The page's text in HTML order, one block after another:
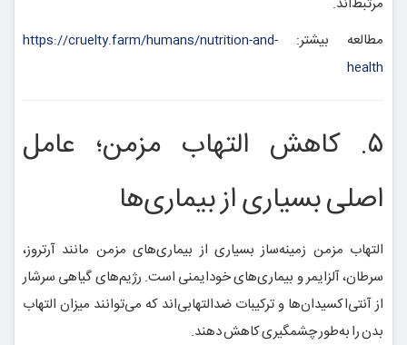
مطالعه بیشتر: https://cruelty.farm/humans/nutrition-and-
health
۵. کاهش التهاب مزمن؛ عامل
اصلی بسیاری از بیماری‌ها
التهاب مزمن زمینه‌ساز بسیاری از بیماری‌های مزمن مانند آرتروز،
سرطان، آلزایمر و بیماری‌های خودایمنی است. رژیم‌های گیاهی سرشار
از آنتی‌اکسیدان‌ها و ترکیبات ضدالتهابی‌اند که می‌توانند میزان التهاب
بدن را به‌طور چشمگیری کاهش دهند.